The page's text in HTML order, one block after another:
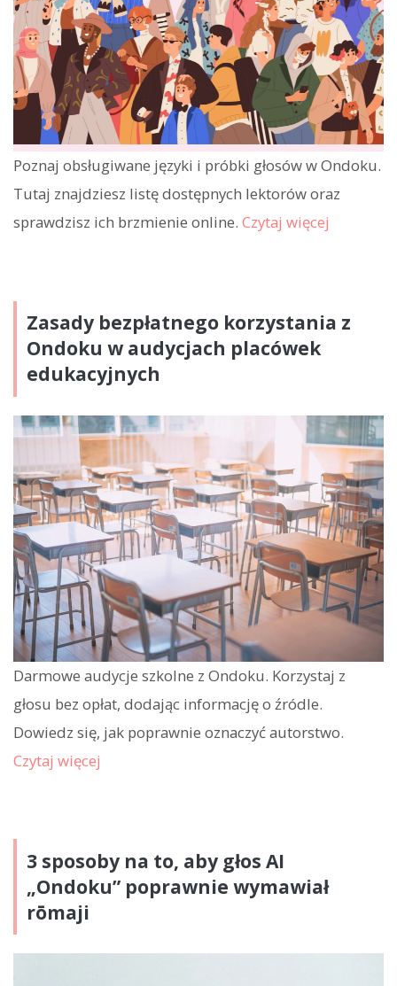
Poznaj obsługiwane języki i próbki głosów w Ondoku.
Tutaj znajdziesz listę dostępnych lektorów oraz
sprawdzisz ich brzmienie online. Czytaj więcej
Zasady bezpłatnego korzystania z
Ondoku w audycjach placówek
edukacyjnych
Darmowe audycje szkolne z Ondoku. Korzystaj z
głosu bez opłat, dodając informację o źródle.
Dowiedz się, jak poprawnie oznaczyć autorstwo.
Czytaj więcej
3 sposoby na to, aby głos AI
„Ondoku” poprawnie wymawiał
rōmaji